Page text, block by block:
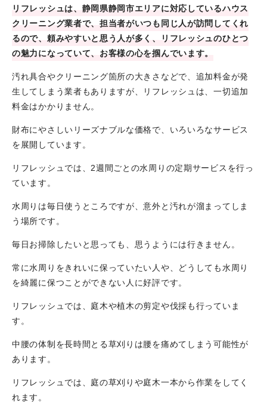
リフレッシュは、静岡県静岡市エリアに対応しているハウス
クリーニング業者で、担当者がいつも同じ人が訪問してくれ
るので、頼みやすいと思う人が多く、リフレッシュのひとつ
の魅力になっていて、お客様の心を掴んでいます。
汚れ具合やクリーニング箇所の大きさなどで、追加料金が発
生してしまう業者もありますが、リフレッシュは、一切追加
料金はかかりません。
財布にやさしいリーズナブルな価格で、いろいろなサービス
を展開しています。
リフレッシュでは、2週間ごとの水周りの定期サービスを行っ
ています。
水周りは毎日使うところですが、意外と汚れが溜まってしま
う場所です。
毎日お掃除したいと思っても、思うようには行きません。
常に水周りをきれいに保っていたい人や、どうしても水周り
を綺麗に保つことができない人に好評です。
リフレッシュでは、庭木や植木の剪定や伐採も行っていま
す。
中腰の体制を長時間とる草刈りは腰を痛めてしまう可能性が
あります。
リフレッシュでは、庭の草刈りや庭木一本から作業をしてく
れます。